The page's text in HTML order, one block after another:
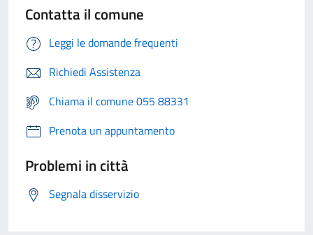
Contatta il comune
Leggi le domande frequenti
Richiedi Assistenza
Chiama il comune 055 88331
Prenota un appuntamento
Problemi in città
Segnala disservizio